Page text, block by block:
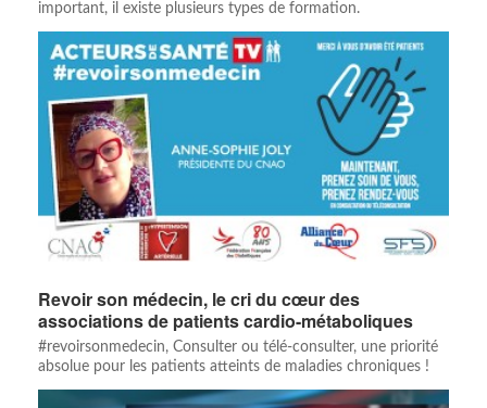
important, il existe plusieurs types de formation.
Revoir son médecin, le cri du cœur des
associations de patients cardio-métaboliques
#revoirsonmedecin, Consulter ou télé-consulter, une priorité
absolue pour les patients atteints de maladies chroniques !